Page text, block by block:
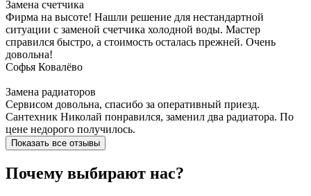
Замена счетчика
Фирма на высоте! Нашли решение для нестандартной
ситуации с заменой счетчика холодной воды. Мастер
справился быстро, а стоимость осталась прежней. Очень
довольна!
Софья Ковалёво
Замена радиаторов
Сервисом довольна, спасибо за оперативный приезд.
Сантехник Николай понравился, заменил два радиатора. По
цене недорого получилось.
Показать все отзывы
Почему выбирают нас?